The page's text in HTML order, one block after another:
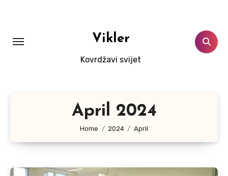
Vikler
Kovrdžavi svijet
April 2024
Home 2024 April